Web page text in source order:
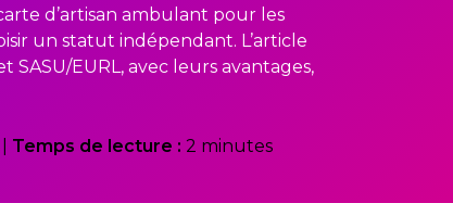
d’artisan ambulant pour les
un statut indépendant. L’article
EURL, avec leurs avantages,
Temps de lecture : 2 minutes